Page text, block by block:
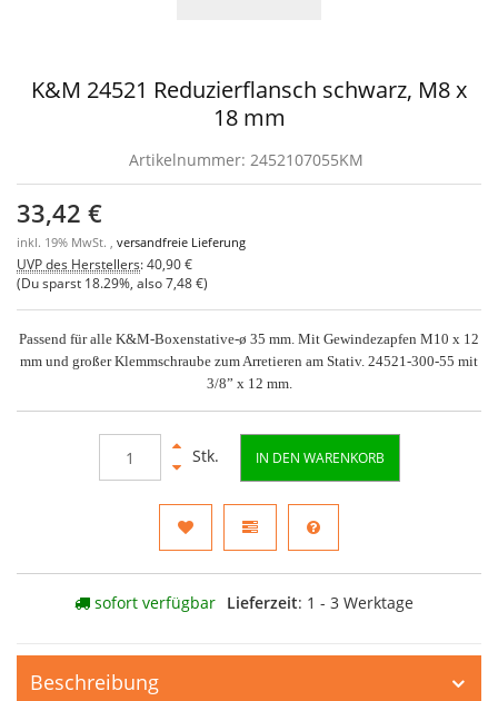
K&M 24521 Reduzierflansch schwarz, M8 x
18 mm
Artikelnummer: 2452107055KM
33,42 €
inkl. 19% MwSt. , versandfreie Lieferung
UVP des Herstellers:40,90 €
(Du sparst 18.29% , also7,48 €)
Passend für alle K&M-Boxenstative-ø 35 mm. Mit Gewindezapfen M10 x 12
mm und großer Klemmschraube zum Arretieren am Stativ. 24521-300-55 mit
3/8” x 12 mm.
Stk. IN DEN WARENKORB
sofort verfügbar Lieferzeit: 1 - 3 Werktage
Beschreibung